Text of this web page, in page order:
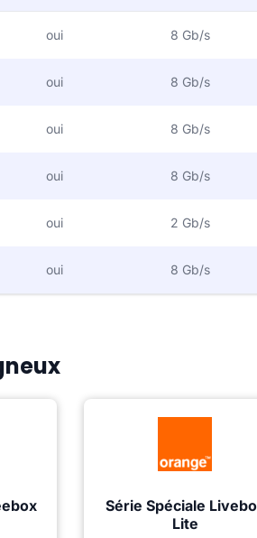
oui 8 Gb/s
oui 8 Gb/s
oui 8 Gb/s
oui 8 Gb/s
oui 2 Gb/s
oui 8 Gb/s
Série Spéciale
Lite